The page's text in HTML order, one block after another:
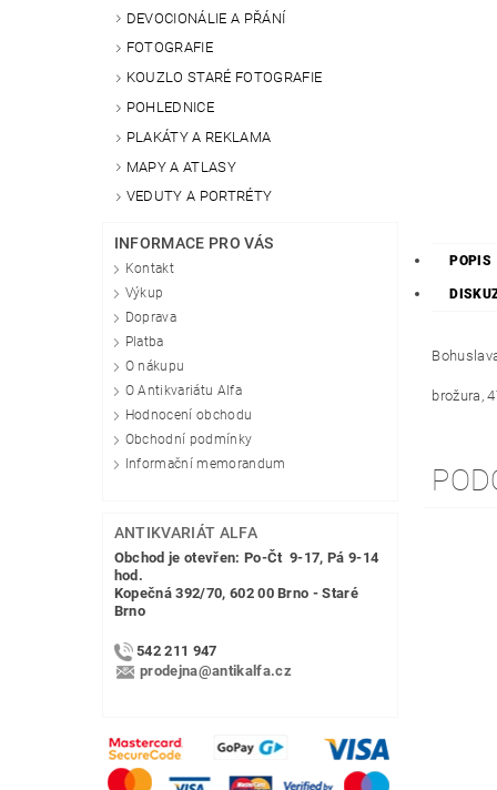
DEVOCIONÁLIE A PŘÁNÍ
FOTOGRAFIE
KOUZLO STARÉ FOTOGRAFIE
POHLEDNICE
PLAKÁTY A REKLAMA
MAPY A ATLASY
VEDUTY A PORTRÉTY
INFORMACE PRO VÁS
Kontakt
Výkup
Doprava
Platba
O nákupu
O Antikvariátu Alfa
Hodnocení obchodu
Obchodní podmínky
Informační memorandum
ANTIKVARIÁT ALFA
Obchod je otevřen: Po-Čt 9-17, Pá 9-14
hod.
Kopečná 392/70, 602 00 Brno - Staré
Brno
542 211 947
prodejna@antikalfa.cz
POPIS
brožura,